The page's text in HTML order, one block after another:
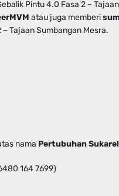
Pintu 4.0 Fasa 2 –
atau juga memberi
Tajaan Sumbangan Mesra.
nama Pertubuhan
164 7699)